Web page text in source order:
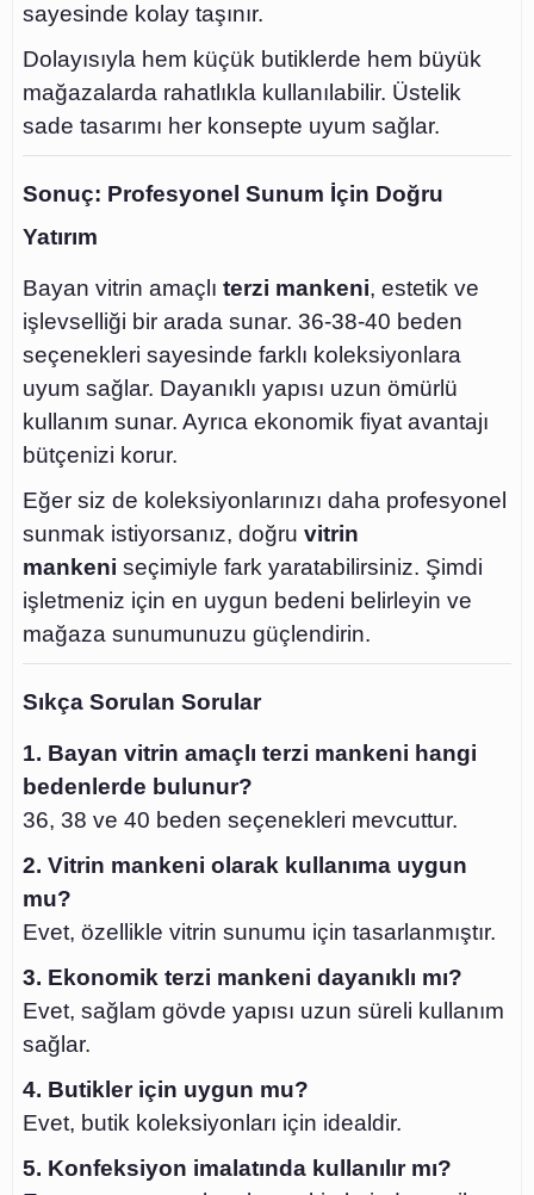
sayesinde kolay taşınır.
Dolayısıyla hem küçük butiklerde hem büyük
mağazalarda rahatlıkla kullanılabilir. Üstelik
sade tasarımı her konsepte uyum sağlar.
Sonuç: Profesyonel Sunum İçin Doğru
Yatırım
Bayan vitrin amaçlı terzi mankeni, estetik ve
işlevselliği bir arada sunar. 36-38-40 beden
seçenekleri sayesinde farklı koleksiyonlara
uyum sağlar. Dayanıklı yapısı uzun ömürlü
kullanım sunar. Ayrıca ekonomik fiyat avantajı
bütçenizi korur.
Eğer siz de koleksiyonlarınızı daha profesyonel
sunmak istiyorsanız, doğru vitrin
mankeni seçimiyle fark yaratabilirsiniz. Şimdi
işletmeniz için en uygun bedeni belirleyin ve
mağaza sunumunuzu güçlendirin.
Sıkça Sorulan Sorular
1. Bayan vitrin amaçlı terzi mankeni hangi
bedenlerde bulunur?
36, 38 ve 40 beden seçenekleri mevcuttur.
2. Vitrin mankeni olarak kullanıma uygun
mu?
Evet, özellikle vitrin sunumu için tasarlanmıştır.
3. Ekonomik terzi mankeni dayanıklı mı?
Evet, sağlam gövde yapısı uzun süreli kullanım
sağlar.
4. Butikler için uygun mu?
Evet, butik koleksiyonları için idealdir.
5. Konfeksiyon imalatında kullanılır mı?